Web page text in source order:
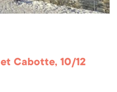
Cabotte, 10/12